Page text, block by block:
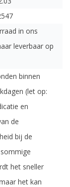
in ons
leverbaar op
binnen
(let op:
en
de
bij de
het sneller
het kan